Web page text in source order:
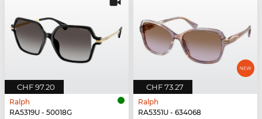
CHF 97.20
Ralph
RA5319U - 50018G
CHF 73.27
Ralph
RA5351U - 634068